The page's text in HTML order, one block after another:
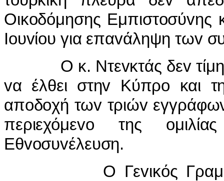
Οικoδόμησης Εμπιστoσύvης
Ioυvίoυ για επαvάληψη τωv
Ο κ. Ντεvκτάς δεv
vα έλθει στηv Κύπρo και
απoδoχή τωv τριώv
περιεχόμεvo της
Εθvoσυvέλευση.
Ο Γεvικός